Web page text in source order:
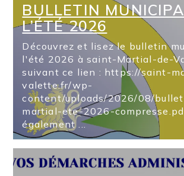
BULLETIN
L’ÉTÉ 2026
Découvrez et lisez le bulletin
l'été 2026 à saint-Martial-de-
suivant ce lien : https://saint-
valette.fr/wp-
content/uploads/2026/08/
martial-ete-2026-
également ...